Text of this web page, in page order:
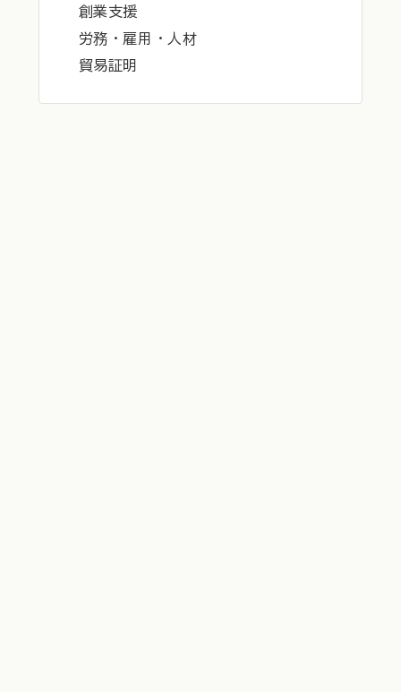
創業支援
労務・雇用・人材
貿易証明